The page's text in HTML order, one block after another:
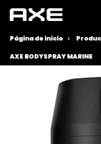
Página de inicio
AXE BODYSPRAY MARINE